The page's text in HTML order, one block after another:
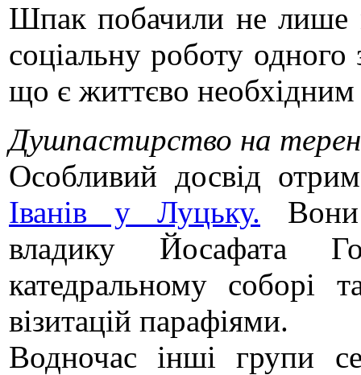
Шпак побачили не лише
соціальну роботу
що є життєво необхідним
Душпастирство на
Особливий досвід
Іванів у Луцьку. Вони
владику Йосафата
катедральному соборі
візитацій парафіями.
Водночас інші групи